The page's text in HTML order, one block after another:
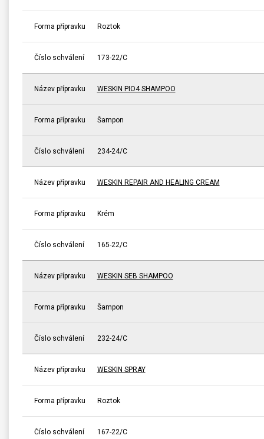
Forma přípravku Roztok
Číslo schválení 173-22/C
Název přípravku WESKIN PIO4 SHAMPOO
Forma přípravku Šampon
Číslo schválení 234-24/C
Název přípravku WESKIN REPAIR AND HEALING CREAM
Forma přípravku Krém
Číslo schválení 165-22/C
Název přípravku WESKIN SEB SHAMPOO
Forma přípravku Šampon
Číslo schválení 232-24/C
Název přípravku WESKIN SPRAY
Forma přípravku Roztok
Číslo schválení 167-22/C